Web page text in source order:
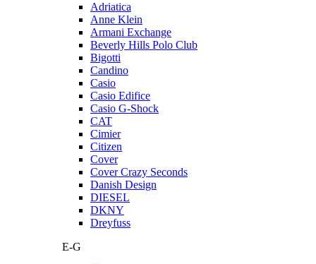
Adriatica
Anne Klein
Armani Exchange
Beverly Hills Polo Club
Bigotti
Candino
Casio
Casio Edifice
Casio G-Shock
CAT
Cimier
Citizen
Cover
Cover Crazy Seconds
Danish Design
DIESEL
DKNY
Dreyfuss
E-G